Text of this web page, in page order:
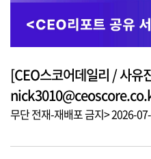
[CEO스코어데일리 / 사유
무단 전재-재배포 금지> 2026-